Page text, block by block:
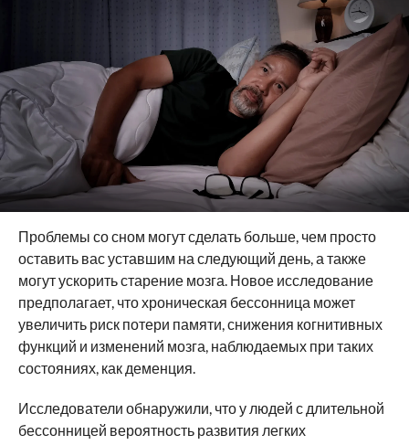
Проблемы со сном могут сделать больше, чем просто
оставить вас уставшим на следующий день, а также
могут ускорить старение мозга. Новое исследование
предполагает, что хроническая бессонница может
увеличить риск потери памяти, снижения когнитивных
функций и изменений мозга, наблюдаемых при таких
состояниях, как деменция.
Исследователи обнаружили, что у людей с длительной
бессонницей вероятность развития легких